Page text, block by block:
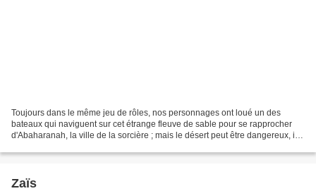
Toujours dans le même jeu de rôles, nos personnages ont loué un des
bateaux qui naviguent sur cet étrange fleuve de sable pour se rapprocher
d'Abaharanah, la ville de la sorcière ; mais le désert peut être dangereux, ils
Zaïs